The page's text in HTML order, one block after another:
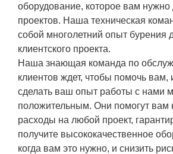
оборудование, которое вам
проектов. Наша техническая
собой многолетний опыт бурения
клиентского проекта.
Наша знающая команда по
клиентов ждет, чтобы помочь вам,
сделать ваш опыт работы с нами
положительным. Они помогут вам
расходы на любой проект,
получите высококачественное
когда вам это нужно, и снизить